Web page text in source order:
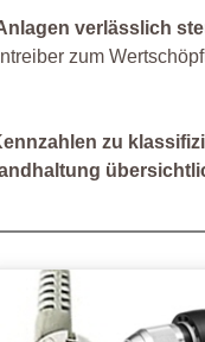
verlässlich
zum
zu